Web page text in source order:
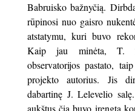
Babruisko bažnyčią.
rūpinosi nuo gaisro
atstatymu, kuri buvo
Kaip jau minėta, T.
observatorijos pastato,
projekto autorius. Jis
dabartinę J. Lelevelio
aukštus čia buvo įrengta